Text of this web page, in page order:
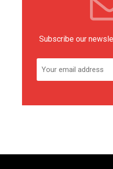
Subscribe our